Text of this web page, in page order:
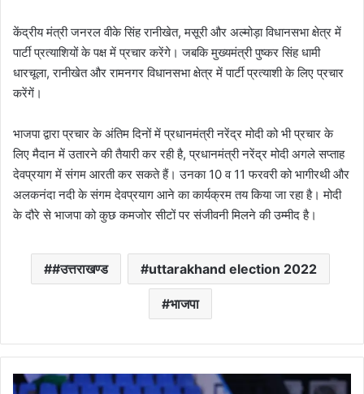
केंद्रीय मंत्री जनरल वीके सिंह रानीखेत, मसूरी और अल्मोड़ा विधानसभा क्षेत्र में
पार्टी प्रत्याशियों के पक्ष में प्रचार करेंगे। जबकि मुख्यमंत्री पुष्कर सिंह धामी
धारचूला, रानीखेत और रामनगर विधानसभा क्षेत्र में पार्टी प्रत्याशी के लिए प्रचार
करेंगें।
भाजपा द्वारा प्रचार के अंतिम दिनों में प्रधानमंत्री नरेंद्र मोदी को भी प्रचार के
लिए मैदान में उतारने की तैयारी कर रही है, प्रधानमंत्री नरेंद्र मोदी अगले सप्ताह
देवप्रयाग में संगम आरती कर सकते हैं। उनका 10 व 11 फरवरी को भागीरथी और
अलकनंदा नदी के संगम देवप्रयाग आने का कार्यक्रम तय किया जा रहा है। मोदी
के दौरे से भाजपा को कुछ कमजोर सीटों पर संजीवनी मिलने की उम्मीद है।
#उत्तराखण्ड uttarakhand election 2022
भाजपा
भा